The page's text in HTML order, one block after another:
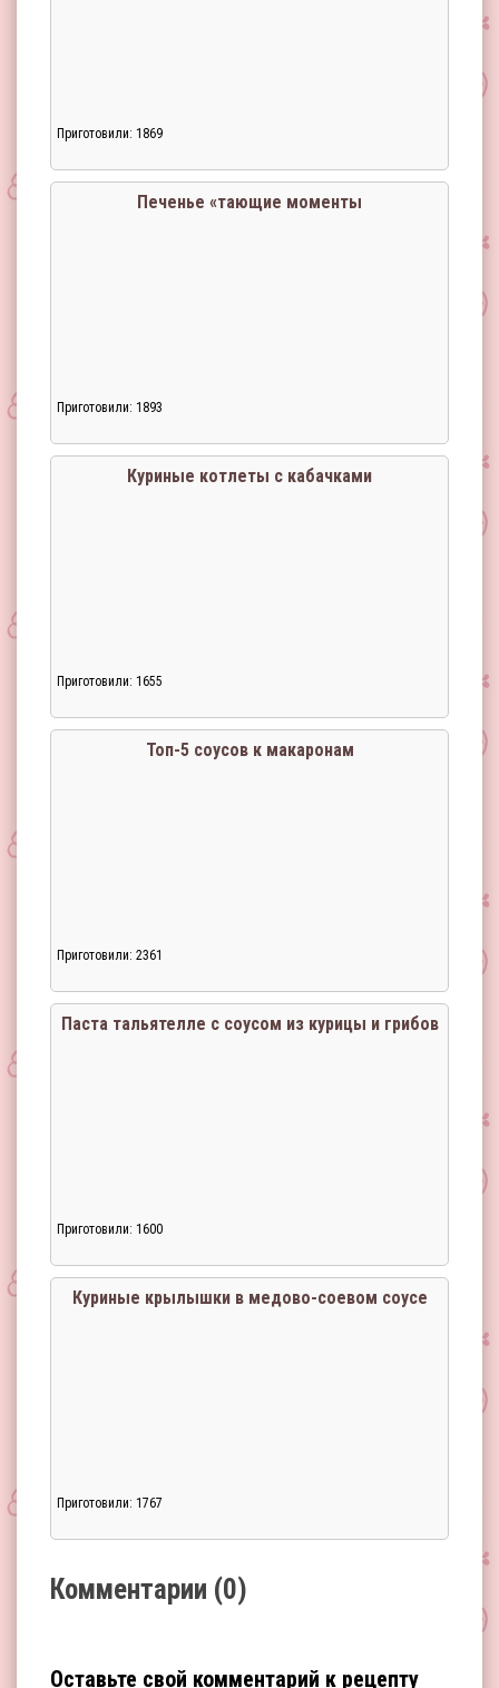
Приготовили: 1869
Печенье «тающие моменты
Приготовили: 1893
Куриные котлеты с кабачками
Приготовили: 1655
Топ-5 соусов к макаронам
Приготовили: 2361
Паста тальятелле с соусом из курицы и грибов
Приготовили: 1600
Куриные крылышки в медово-соевом соусе
Приготовили: 1767
Комментарии (0)
Оставьте свой комментарий к рецепту